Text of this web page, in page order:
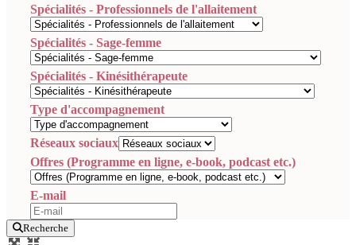
Spécialités - Professionnels de l'allaitement
Spécialités - Sage-femme
Spécialités - Kinésithérapeute
Type d'accompagnement
Réseaux sociaux
Offres (Programme en ligne, e-book, podcast etc.)
E-mail
Recherche